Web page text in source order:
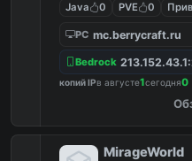
Java 0 PVE 0
PC mc.berrycraft.ru
Bedrock
копий IPв августе1сегодня0
MirageWorld